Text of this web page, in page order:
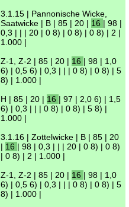
3.1.15 | Pannonische Wicke,
Saatwicke | B | 85 | 20 | 16 | 98 |
0,3 | | | 20 | 0 8) | 0 8) | 0 8) | 2 |
1.000 |
Z-1, Z-2 | 85 | 20 | 16 | 98 | 1,0
6) | 0,5 6) | 0,3 | | | 0 8) | 0 8) | 5
8) | 1.000 |
H | 85 | 20 | 16 | 97 | 2,0 6) | 1,5
6) | 0,3 | | | 0 8) | 0 8) | 5 8) |
1.000 |
3.1.16 | Zottelwicke | B | 85 | 20
| 16 | 98 | 0,3 | | | 20 | 0 8) | 0 8)
| 0 8) | 2 | 1.000 |
Z-1, Z-2 | 85 | 20 | 16 | 98 | 1,0
6) | 0,5 6) | 0,3 | | | 0 8) | 0 8) | 5
8) | 1.000 |